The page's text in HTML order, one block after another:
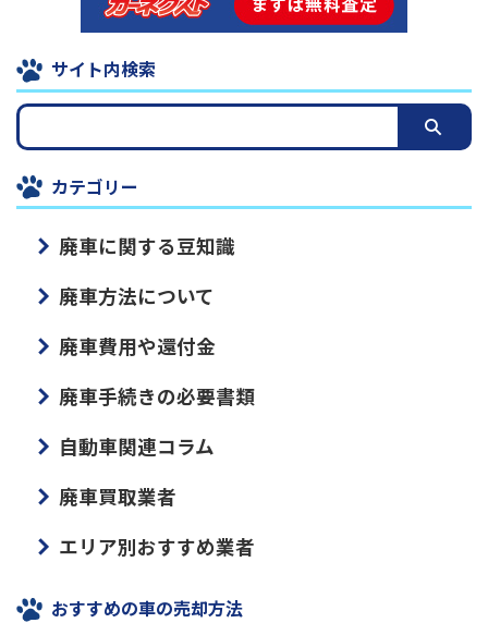
サイト内検索
カテゴリー
廃車に関する豆知識
廃車方法について
廃車費用や還付金
廃車手続きの必要書類
自動車関連コラム
廃車買取業者
エリア別おすすめ業者
おすすめの車の売却方法